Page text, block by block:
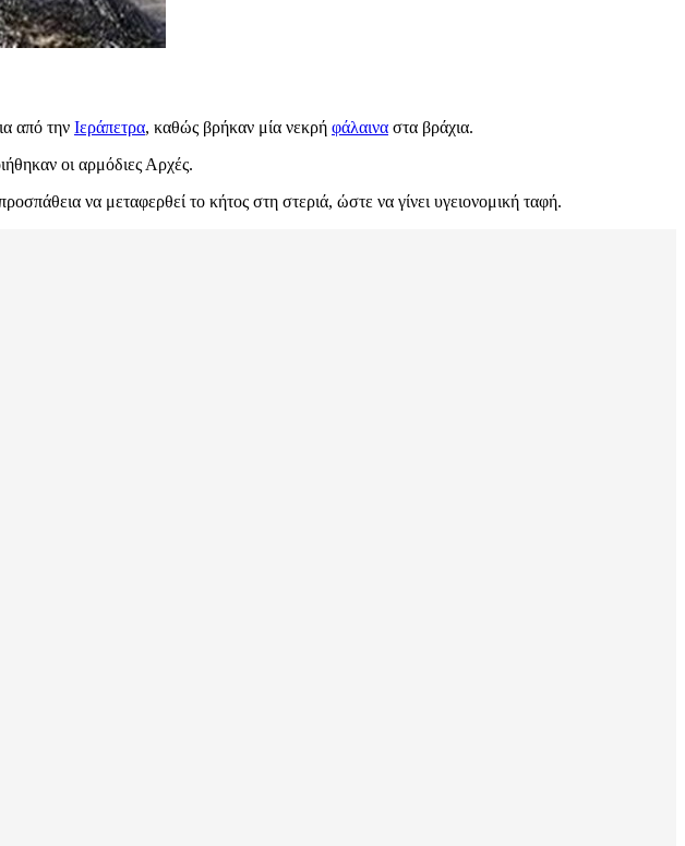
από την Ιεράπετρα, καθώς βρήκαν μία νεκρή φάλαινα στα βράχια.
οι αρμόδιες Αρχές.
να μεταφερθεί το κήτος στη στεριά, ώστε να γίνει υγειονομική ταφή.